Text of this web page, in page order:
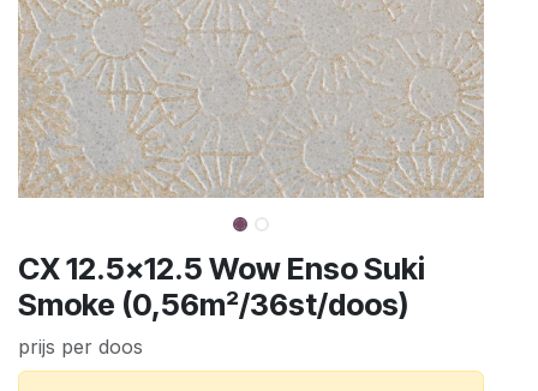
CX 12.5x12.5 Wow Enso Suki
Smoke (0,56m²/36st/doos)
prijs per doos